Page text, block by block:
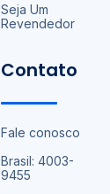
Seja Um
Revendedor
Contato
Fale conosco
Brasil: 4003-
9455